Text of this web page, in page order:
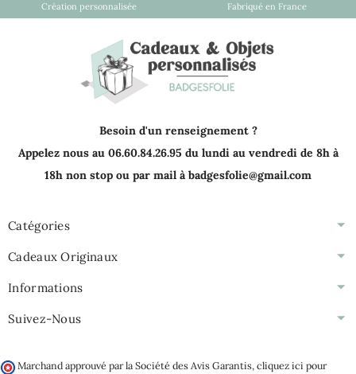
Création personnalisée Fabriqué en France
Besoin d'un renseignement ?
Appelez nous au 06.60.84.26.95 du lundi au vendredi de 8h à
18h non stop ou par mail à badgesfolie@gmail.com
Catégories
Cadeaux Originaux
Informations
Suivez-Nous
Marchand approuvé par la Société des Avis Garantis,cliquez ici pour